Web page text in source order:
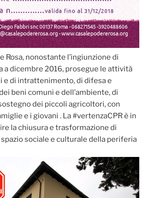
Rosa, nonostante l’ingiunzione di
a dicembre 2016, prosegue le attività
e di intrattenimento, di difesa e
beni comuni e dell’ambiente, di
dei piccoli agricoltori, con
e i giovani . La #vertenzaCPR è in
la chiusura e trasformazione di
sociale e culturale della periferia